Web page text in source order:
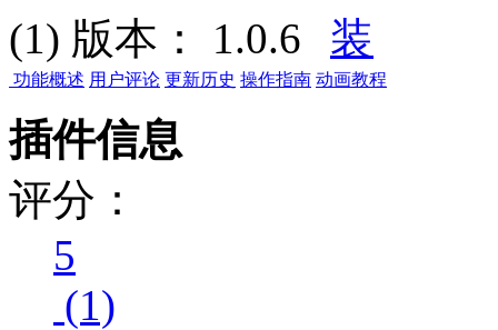
(1) 版本： 1.0.6
功能概述 用户评论 更新历史 操作指南 动画教程
插件信息
评分：
5
(1)